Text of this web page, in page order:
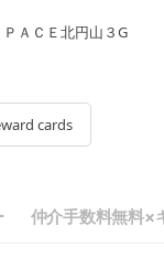
ＡＣＥ北円山３G
cards
仲介手数料無料×